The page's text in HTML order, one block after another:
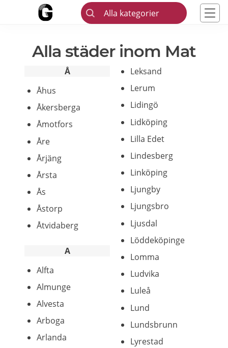
Alla kategorier
Alla städer inom Mat
Å
Åhus
Åkersberga
Åmotfors
Åre
Årjäng
Årsta
Ås
Åstorp
Åtvidaberg
A
Alfta
Almunge
Alvesta
Arboga
Arlanda
Leksand
Lerum
Lidingö
Lidköping
Lilla Edet
Lindesberg
Linköping
Ljungby
Ljungsbro
Ljusdal
Löddeköpinge
Lomma
Ludvika
Luleå
Lund
Lundsbrunn
Lyrestad